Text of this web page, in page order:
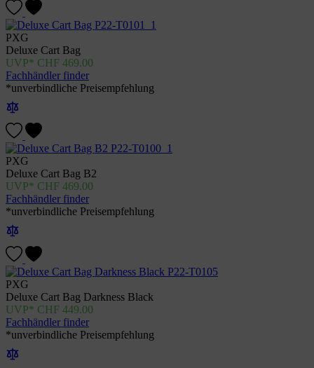
PXG
Deluxe Cart Bag
CHF 469.00
Fachhändler finder
*unverbindliche Preisempfehlung
PXG
Deluxe Cart Bag B2
CHF 469.00
Fachhändler finder
*unverbindliche Preisempfehlung
PXG
Deluxe Cart Bag Darkness Black
CHF 449.00
Fachhändler finder
*unverbindliche Preisempfehlung